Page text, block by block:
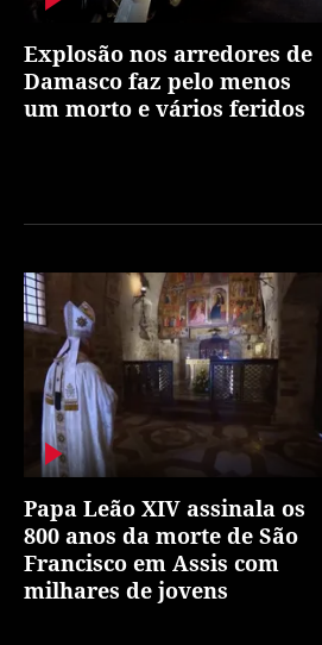
Explosão nos arredores de
Damasco faz pelo menos
um morto e vários feridos
Papa Leão XIV assinala os
800 anos da morte de São
Francisco em Assis com
milhares de jovens